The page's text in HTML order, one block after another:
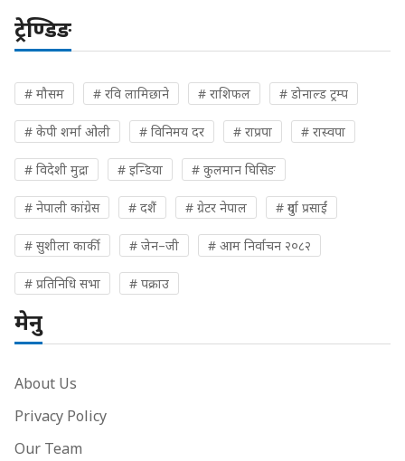
ट्रेण्डिङ
# मौसम # रवि लामिछाने # राशिफल # डोनाल्ड ट्रम्प
# केपी शर्मा ओली # विनिमय दर # राप्रपा # रास्वपा
# विदेशी मुद्रा # इन्डिया # कुलमान घिसिङ
# नेपाली कांग्रेस # दशैं # ग्रेटर नेपाल # दुर्गा प्रसाईं
# सुशीला कार्की # जेन–जी # आम निर्वाचन २०८२
# प्रतिनिधि सभा # पक्राउ
मेनु
About Us
Privacy Policy
Our Team